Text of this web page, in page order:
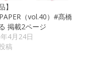
】
（vol.40）#髙橋
掲載2ページ
4月24日
稿